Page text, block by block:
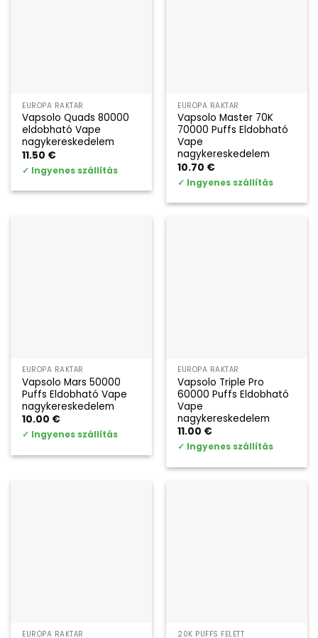
EURÓPA RAKTÁR
Vapsolo Quads 80000
eldobható Vape
nagykereskedelem
11.50 €
✓ Ingyenes szállítás
EURÓPA RAKTÁR
Vapsolo Master 70K
70000 Puffs Eldobható
Vape
nagykereskedelem
10.70 €
✓ Ingyenes szállítás
EURÓPA RAKTÁR
Vapsolo Mars 50000
Puffs Eldobható Vape
nagykereskedelem
10.00 €
✓ Ingyenes szállítás
EURÓPA RAKTÁR
Vapsolo Triple Pro
60000 Puffs Eldobható
Vape
nagykereskedelem
11.00 €
✓ Ingyenes szállítás
EURÓPA RAKTÁR 20K PUFFS FELETT